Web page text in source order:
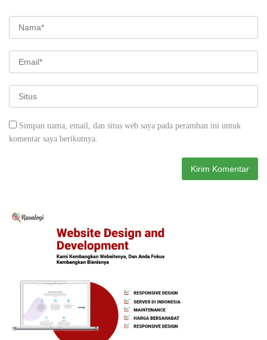
Simpan nama, email, dan situs web saya pada peramban ini untuk
komentar saya berikutnya.